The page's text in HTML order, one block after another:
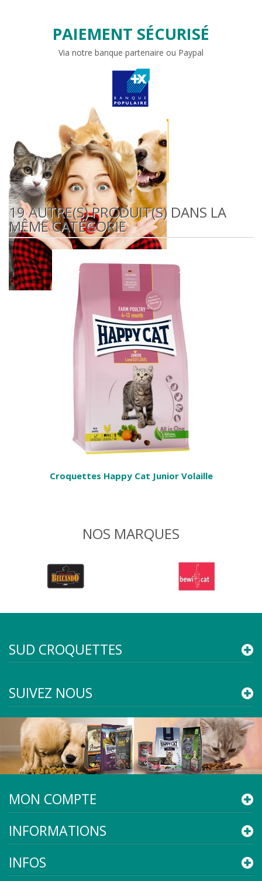
PAIEMENT SÉCURISÉ
Via notre banque partenaire ou Paypal
19 AUTRE(S) PRODUIT(S) DANS LA
MÊME CATÉGORIE
Croquettes Happy Cat Junior Volaille
NOS MARQUES
SUD CROQUETTES
SUIVEZ NOUS
MON COMPTE
INFORMATIONS
INFOS